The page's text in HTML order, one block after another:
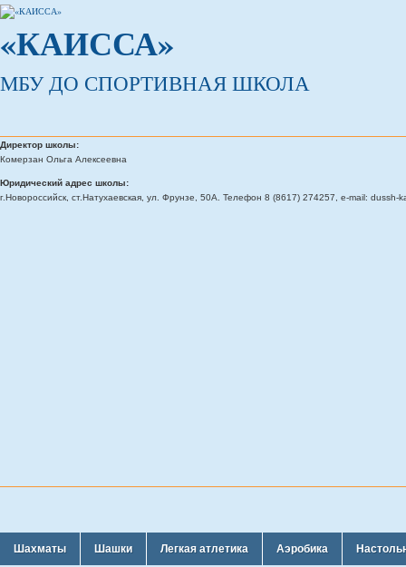
«КАИССА»
МБУ ДО СПОРТИВНАЯ ШКОЛА
Директор школы:
Комерзан Ольга Алексеевна
Юридический адрес школы:
г.Новороссийск, ст.Натухаевская, ул. Фрунзе, 50А. Телефон 8 (8617) 274257, e-mail: dussh-
Шахматы Шашки Легкая атлетика Аэробика